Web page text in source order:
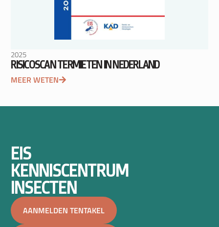
2025
RISICOSCAN TERMIETEN IN NEDERLAND
MEER WETEN
EIS
KENNISCENTRUM
INSECTEN
AANMELDEN TENTAKEL